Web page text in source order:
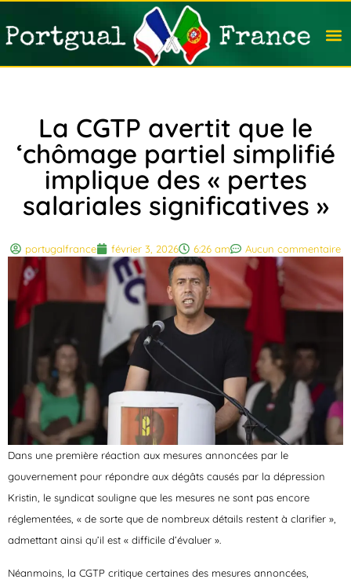
La CGTP avertit que le
‘chômage partiel simplifié
implique des « pertes
salariales significatives »
portugalfrance février 3, 2026 6:26 am Aucun commentaire
Dans une première réaction aux mesures annoncées par le
gouvernement pour répondre aux dégâts causés par la dépression
Kristin, le syndicat souligne que les mesures ne sont pas encore
réglementées, « de sorte que de nombreux détails restent à clarifier »,
admettant ainsi qu’il est « difficile d’évaluer ».
Néanmoins, la CGTP critique certaines des mesures annoncées,